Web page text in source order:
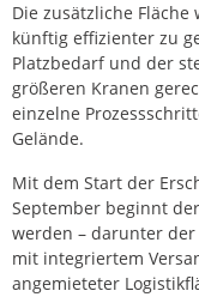
Die zusätzliche
künftig effizienter zu
Platzbedarf und der
größeren Kranen
einzelne
Gelände.
Mit dem Start der
September beginnt
werden – darunter
mit integriertem
angemieteter